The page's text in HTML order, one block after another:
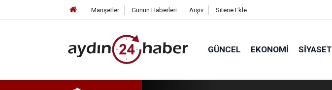
Manşetler Günün Haberleri Arşiv Sitene Ekle
GÜNCEL EKONOMI SIYASET